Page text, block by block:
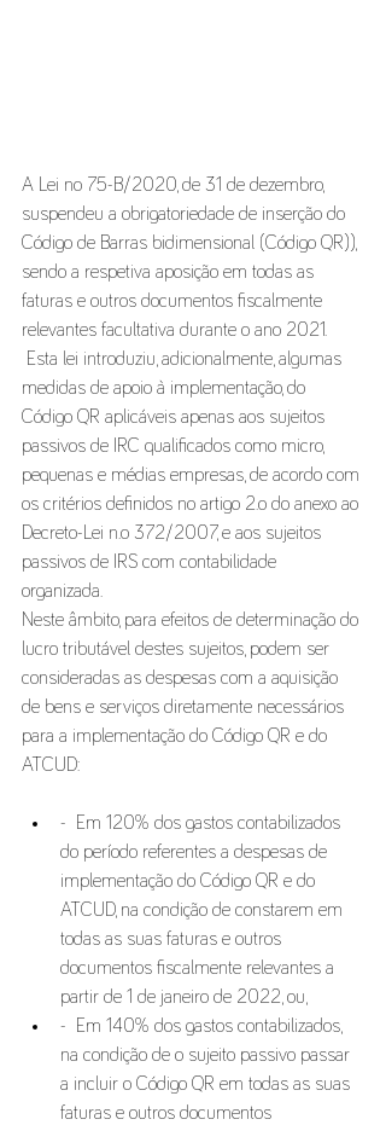
A Lei no 75-B/2020, de 31 de dezembro,
suspendeu a obrigatoriedade de inserção do
Código de Barras bidimensional (Código QR)),
sendo a respetiva aposição em todas as
faturas e outros documentos fiscalmente
relevantes facultativa durante o ano 2021.
medidas de apoio à implementação, do
Código QR aplicáveis apenas aos sujeitos
passivos de IRC qualificados como micro,
pequenas e médias empresas, de acordo com
os critérios definidos no artigo 2.o do anexo ao
Decreto-Lei n.o 372/2007, e aos sujeitos
passivos de IRS com contabilidade
organizada.
Neste âmbito, para efeitos de determinação do
lucro tributável destes sujeitos, podem ser
consideradas as despesas com a aquisição
de bens e serviços diretamente necessários
para a implementação do Código QR e do
ATCUD:
-  Em 120% dos gastos contabilizados
do período referentes a despesas de
implementação do Código QR e do
ATCUD, na condição de constarem em
todas as suas faturas e outros
documentos fiscalmente relevantes a
partir de 1 de janeiro de 2022, ou,
-  Em 140% dos gastos contabilizados,
na condição de o sujeito passivo passar
a incluir o Código QR em todas as suas
faturas e outros documentos